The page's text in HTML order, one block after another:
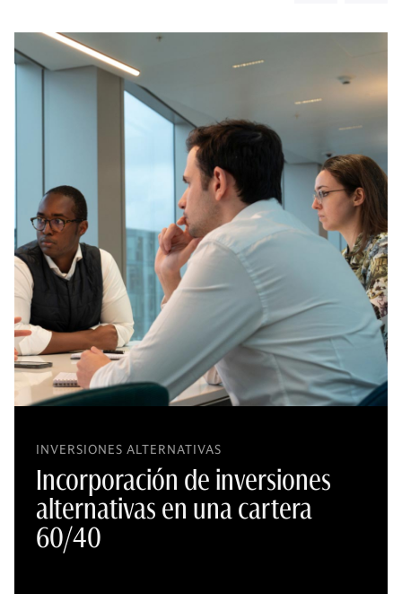
INVERSIONES ALTERNATIVAS
Incorporación de inversiones
alternativas en una cartera
60/40